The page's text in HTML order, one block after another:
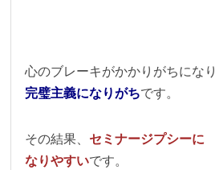
心のブレーキがかかりがちになり
完璧主義になりがちです。
その結果、 セミナージプシーに
なりやすいです。